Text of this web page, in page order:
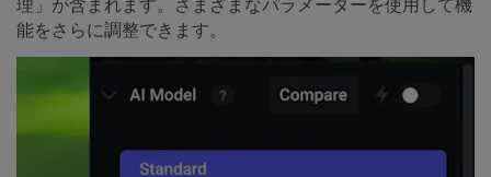
理」が含まれます。さまざまなパラメーターを使用して機
能をさらに調整できます。